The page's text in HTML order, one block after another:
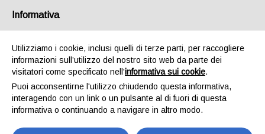
Informativa
Utilizziamo i cookie, inclusi quelli di terze parti, per raccogliere
informazioni sull’utilizzo del nostro sito web da parte dei
visitatori come specificato nell'informativa sui cookie.
Puoi acconsentirne l'utilizzo chiudendo questa informativa,
interagendo con un link o un pulsante al di fuori di questa
informativa o continuando a navigare in altro modo.